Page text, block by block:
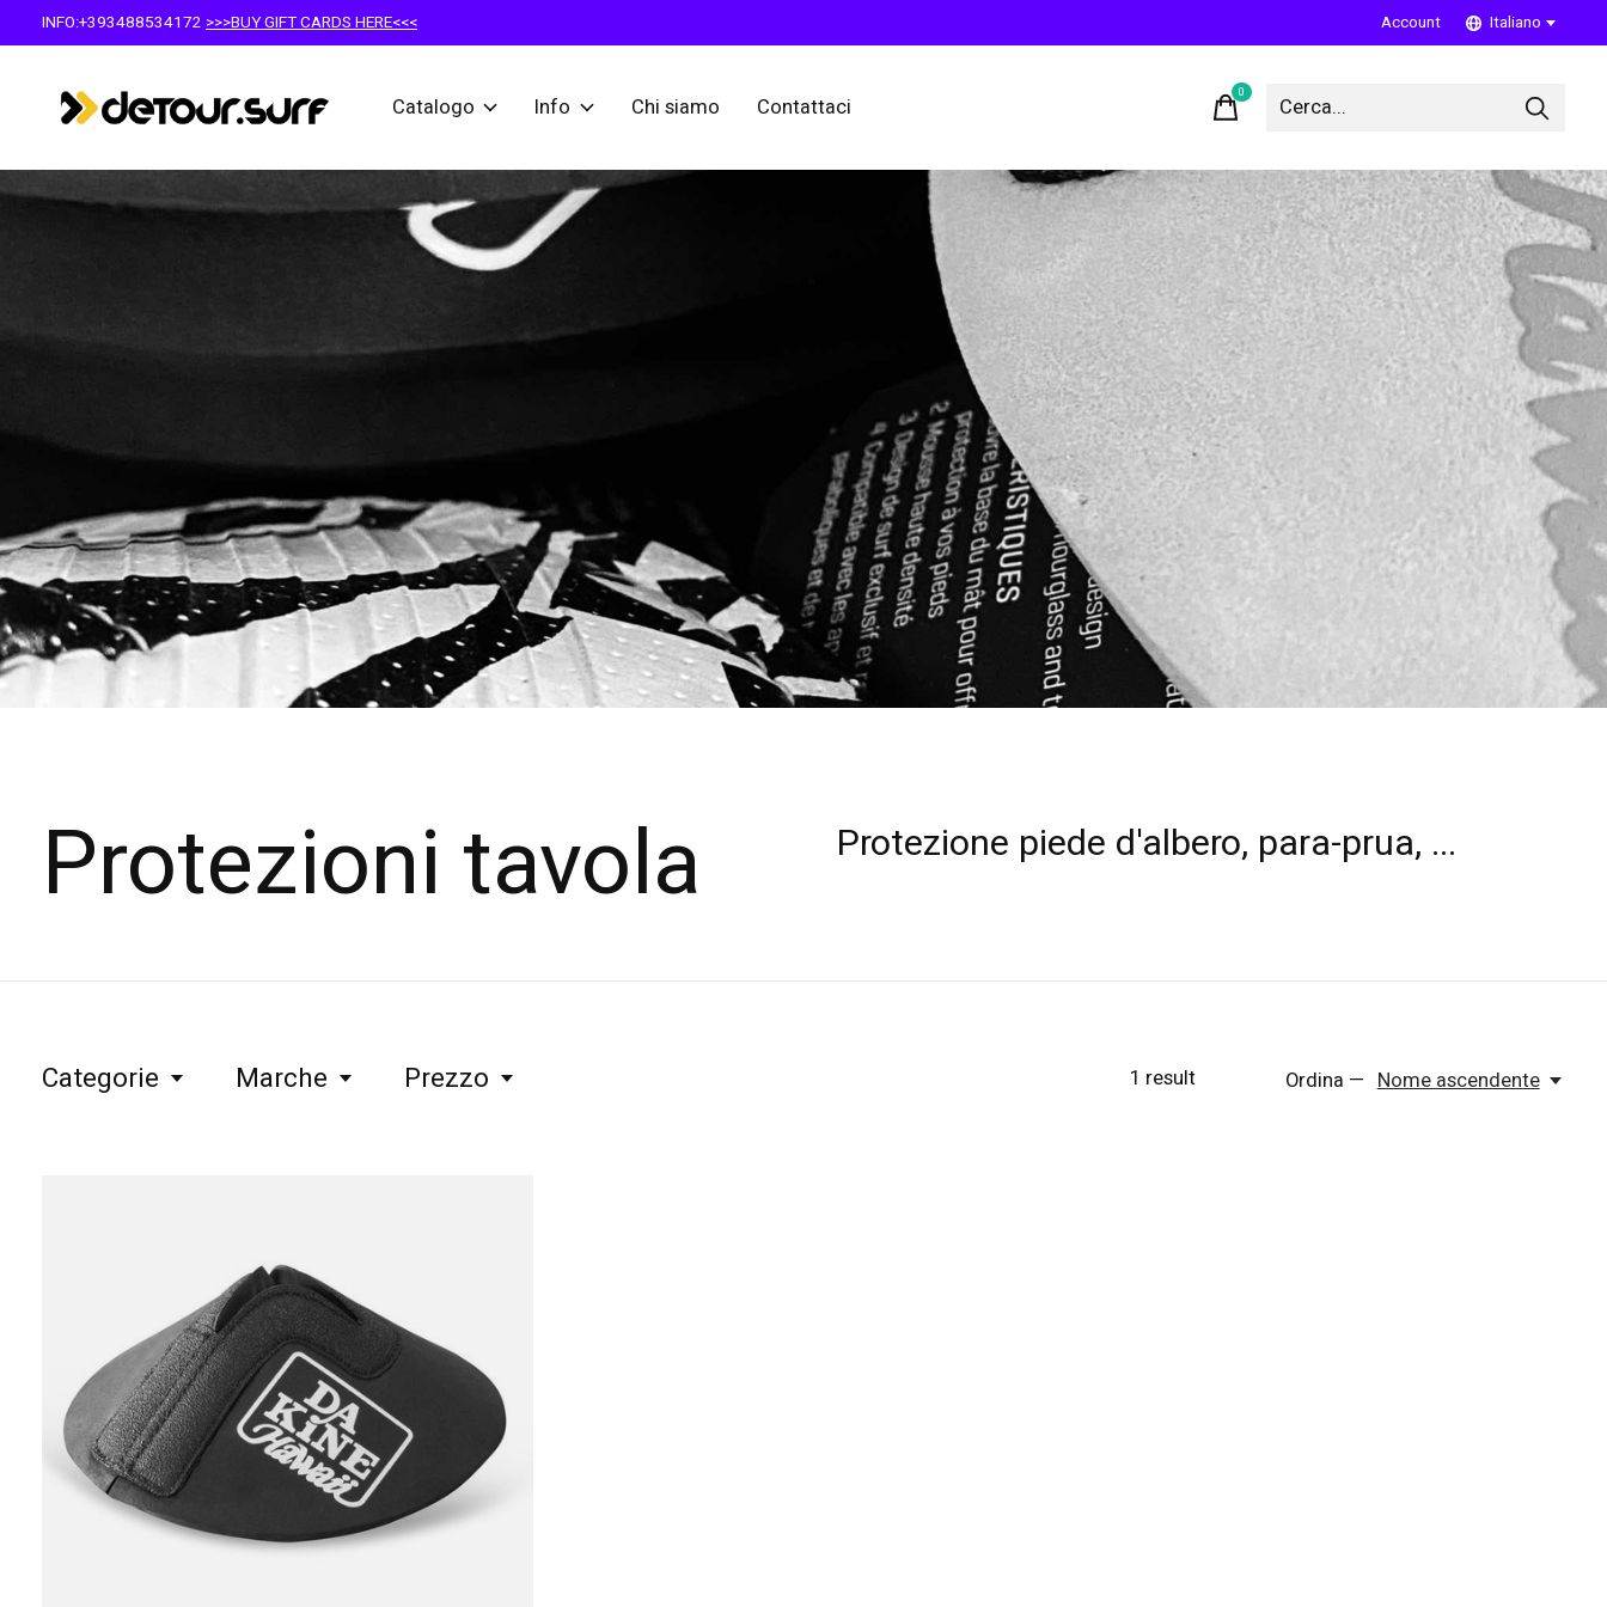
INFO:+393488534172 >>>BUY GIFT CARDS HERE<<< Account Italiano
Catalogo Info Chi siamo Contattaci
0items
Protezioni tavola Protezione piede d'albero, para-prua, ...
Categorie Marche Prezzo 1 result Ordina — Nome ascendente